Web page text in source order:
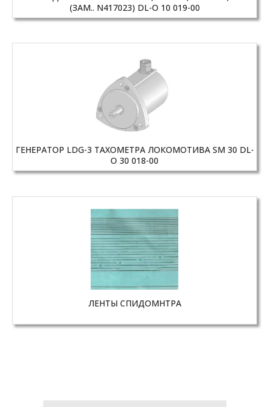
(ЗАМ.. N417023) DL-O 10 019-00
ГЕНЕРАТОР LDG-3 ТАХОМЕТРА ЛОКОМОТИВА SM 30 DL-
O 30 018-00
ЛЕНТЫ СПИДОМНТРА